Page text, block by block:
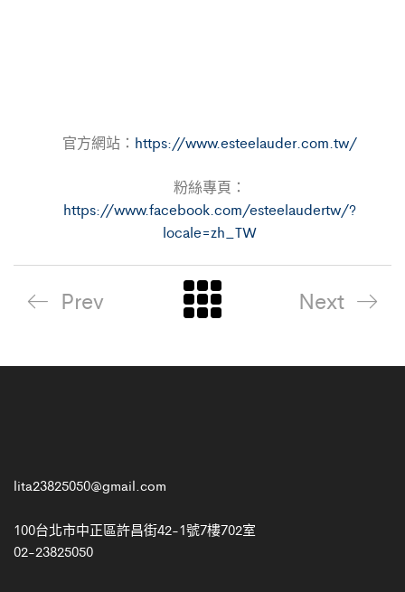
官方網站： https://www.esteelauder.com.tw/
粉絲專頁：
https://www.facebook.com/esteelaudertw/?
locale=zh_TW
Prev Next
lita23825050@gmail.com
100台北市中正區許昌街42-1號7樓702室
02-23825050